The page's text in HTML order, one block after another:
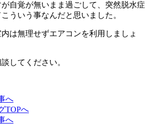
自覚が無いまま過ごして、突然脱水症
ういう事なんだと思いました。
は無理せずエアコンを利用しましょ
してください。
へ
TOPへ
へ